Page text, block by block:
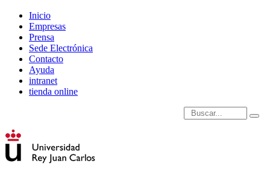
Inicio
Empresas
Prensa
Sede Electrónica
Contacto
Ayuda
intranet
tienda online
Introduce términos de